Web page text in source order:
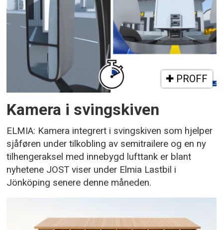
PROFF
Kamera i svingskiven
ELMIA: Kamera integrert i svingskiven som hjelper
sjåføren under tilkobling av semitrailere og en ny
tilhengeraksel med innebygd lufttank er blant
nyhetene JOST viser under Elmia Lastbil i
Jönköping senere denne måneden.